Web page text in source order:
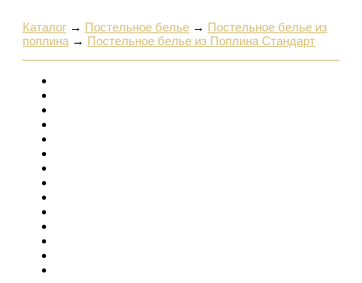
Каталог → Постельное белье → Постельное белье из
поплина → Постельное белье из Поплина Стандарт